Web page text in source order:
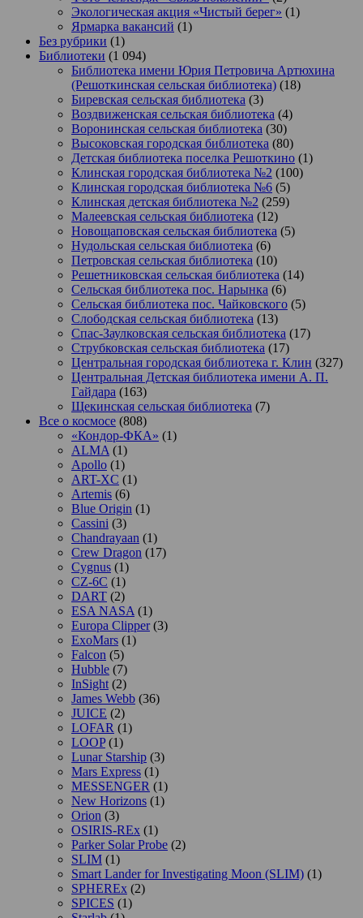
Экологическая акция «Чистый берег» (1)
Ярмарка вакансий (1)
Без рубрики (1)
Библиотеки (1 094)
Библиотека имени Юрия Петровича Артюхина
(Решоткинская сельская библиотека) (18)
Биревская сельская библиотека (3)
Воздвиженская сельская библиотека (4)
Воронинская сельская библиотека (30)
Высоковская городская библиотека (80)
Детская библиотека поселка Решоткино (1)
Клинская городская библиотека №2 (100)
Клинская городская библиотека №6 (5)
Клинская детская библиотека №2 (259)
Малеевская сельская библиотека (12)
Новощаповская сельская библиотека (5)
Нудольская сельская библиотека (6)
Петровская сельская библиотека (10)
Решетниковская сельская библиотека (14)
Сельская библиотека пос. Нарынка (6)
Сельская библиотека пос. Чайковского (5)
Слободская сельская библиотека (13)
Спас-Заулковская сельская библиотека (17)
Струбковская сельская библиотека (17)
Центральная городская библиотека г. Клин (327)
Центральная Детская библиотека имени А. П.
Гайдара (163)
Щекинская сельская библиотека (7)
Все о космосе (808)
«Кондор-ФКА» (1)
ALMA (1)
Apollo (1)
ART-XC (1)
Artemis (6)
Blue Origin (1)
Cassini (3)
Chandrayaan (1)
Crew Dragon (17)
Cygnus (1)
CZ-6C (1)
DART (2)
ESA NASA (1)
Europa Clipper(3)
ExoMars (1)
Falcon (5)
Hubble (7)
InSight (2)
James Webb (36)
JUICE (2)
LOFAR (1)
LOOP(1)
Lunar Starship (3)
Mars Express (1)
MESSENGER (1)
New Horizons (1)
Orion (3)
OSIRIS-REx (1)
Parker Solar Probe (2)
SLIM (1)
Smart Lander for Investigating Moon (SLIM) (1)
SPHEREx (2)
SPICES (1)